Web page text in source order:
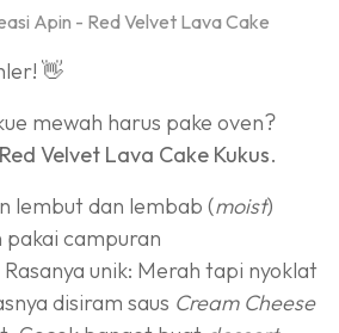
Apin - Red Velvet Lava Cake
👋
mewah harus pake oven?
Red Velvet Lava Cake Kukus.
lembut dan lembab (moist)
pakai campuran
unik: Merah tapi nyoklat
disiram saus Cream Cheese